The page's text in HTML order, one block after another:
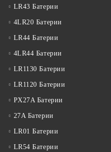
LR43 Батерии
4LR20 Батерии
LR44 Батерии
4LR44 Батерии
LR1130 Батерии
LR1120 Батерии
PX27A Батерии
27A Батерии
LR01 Батерии
LR54 Батерии